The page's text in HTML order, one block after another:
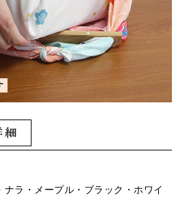
ナラ・メープル・ブラック・ホワイ